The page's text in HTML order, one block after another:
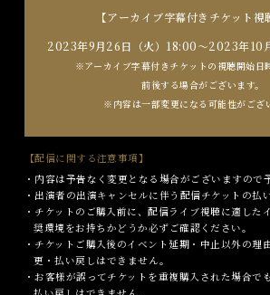
【アーカイブ字幕付きチケット視
2023年9月26日（火）18:00～2023年10
※アーカイブ字幕付きチケットの視聴開始日
前後する場合がございます。
※内容は一部変更になる可能性がござ
【配信に関する注意事項】
・内容は予告なく変更となる場合がございますので
・出演者の出演キャンセルに伴う配信チケットの払
・チケットのご購入前に、配信ライブ視聴に適した
奨環境をお持ちかどうか必ずご確認ください。
・チケットご購入後のイベント延期・中止以外の理
更・払い戻しはできません。
・お客様が誤ってチケットを重複購入された場合で